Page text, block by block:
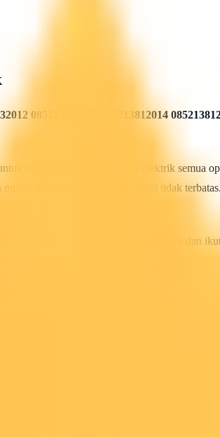
085213782013 085213812014
melakukan isi ulang pulsa elektrik semua
50rb rupiah dan maksimal tidak
deposit pulsa ini silahkan anda baca dan